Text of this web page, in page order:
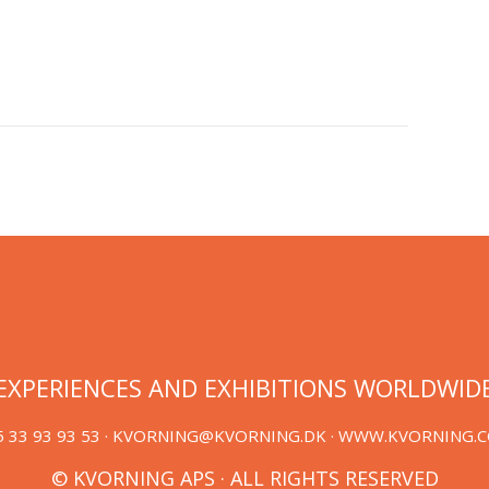
AND EXHIBITIONS
33 93 93 53 · KVORNING@KVORNING.DK ·
© KVORNING APS · ALL RIGHTS RESERVED